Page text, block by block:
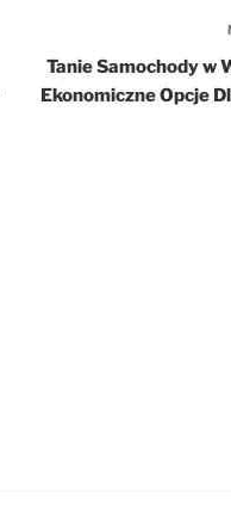
Tanie Samochody w
Ekonomiczne Opcje